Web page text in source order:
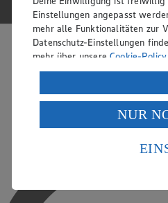
Einstellungen angepasst
mehr alle Funktionalitäten zur
Datenschutz-Einstellungen
mehr über unsereCookie-Policy.
Verarbeitung deiner
Wenn du auf „Aktivieren“
ein, dass deine Daten in den
einem nach europäischen
Risiko eines Zugriffs durch
NUR